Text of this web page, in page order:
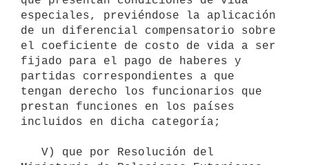
especiales, previéndose la aplicación
de un diferencial compensatorio sobre
el coeficiente de costo de vida a ser
fijado para el pago de haberes y
partidas correspondientes a que
tengan derecho los funcionarios que
prestan funciones en los países
incluidos en dicha categoría;